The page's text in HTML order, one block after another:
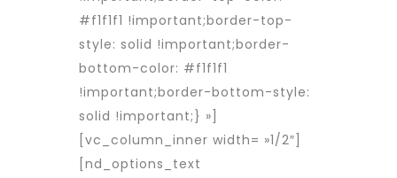
#f1f1f1 !important;border-top-
style: solid !important;border-
bottom-color: #f1f1f1
!important;border-bottom-style:
solid !important;} »]
[vc_column_inner width= »1/2″]
[nd_options_text